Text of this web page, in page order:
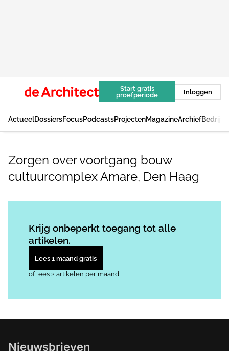
Start gratis
proefperiode
Inloggen
ActueelDossiersFocusPodcastsProjectenMagazineArchief
Zorgen over voortgang bouw
cultuurcomplex Amare, Den Haag
Krijg onbeperkt toegang tot alle
artikelen.
Lees 1 maand gratis
of lees 2 artikelen per maand
Nieuwsbrieven